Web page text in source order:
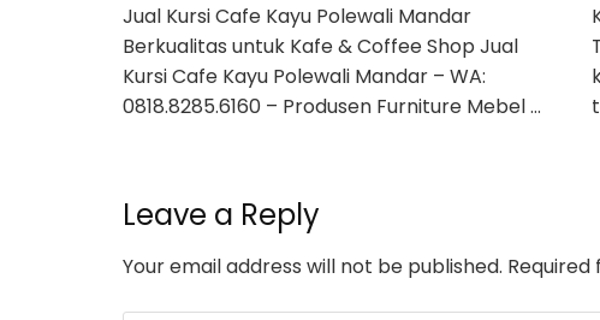
Jual Kursi Cafe Kayu Polewali Mandar
Berkualitas untuk Kafe & Coffee Shop Jual
Kursi Cafe Kayu Polewali Mandar – WA:
0818.8285.6160 – Produsen Furniture Mebel …
Leave a Reply
Your email address will not be published.